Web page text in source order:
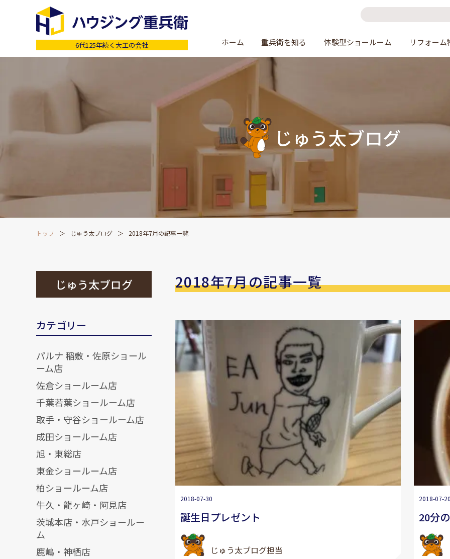
6代125年続く大工の会社 ホーム 重兵衛を知る 体験型ショールーム リフォーム
じゅう太ブログ
トップ じゅう太ブログ 2018年7月の記事一覧
2018年7月の記事一覧
2018-07-30
誕生日プレゼント
じゅう太ブログ担当
2018-07-
20分
じゅう太ブログ
カテゴリー
パルナ 稲敷・佐原ショール
ーム店
佐倉ショールーム店
千葉若葉ショールーム店
取手・守谷ショールーム店
成田ショールーム店
旭・東総店
東金ショールーム店
柏ショールーム店
牛久・龍ヶ崎・阿見店
茨城本店・水戸ショールー
ム
鹿嶋・神栖店